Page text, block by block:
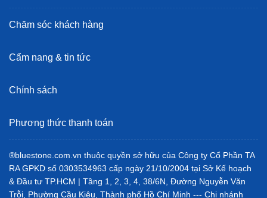
Chăm sóc khách hàng
Cẩm nang & tin tức
Chính sách
Phương thức thanh toán
®bluestone.com.vn thuộc quyền sở hữu của Công ty Cổ Phần TA
RA GPKD số 0303534963 cấp ngày 21/10/2004 tại Sở Kế hoạch
& Đầu tư TP.HCM | Tầng 1, 2, 3, 4, 38/6N, Đường Nguyễn Văn
Trỗi, Phường Cầu Kiệu, Thành phố Hồ Chí Minh --- Chi nhánh